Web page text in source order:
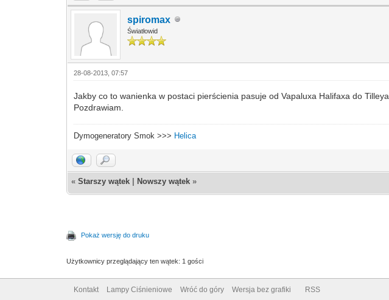
spiromax
Światłowid
28-08-2013, 07:57
Jakby co to wanienka w postaci pierścienia pasuje od Vapaluxa Halifaxa do Tilleya.
Pozdrawiam.
Dymogeneratory Smok >>> Helica
«Starszy wątek Nowszy wątek »
Pokaż wersję do druku
Użytkownicy przeglądający ten wątek: 1 gości
Kontakt Lampy Ciśnieniowe Wróć do góry Wersja bez grafiki RSS